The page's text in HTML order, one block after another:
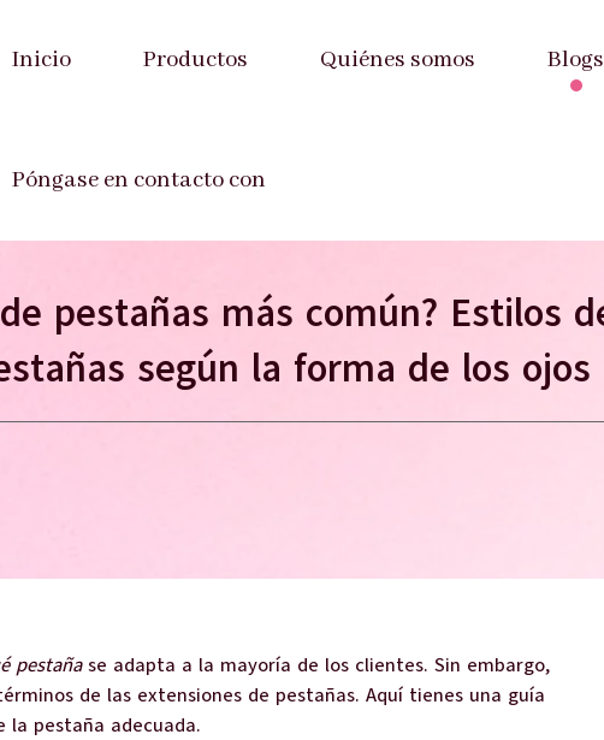
Inicio Productos Quiénes somos Blogs
Póngase en contacto con
de pestañas más común? Estilos de extensiones de pestañas
pestañas más común? Estilos
según la forma de los ojos
pestañase adapta a la mayoría de los clientes. Sin embargo,
de las extensiones de pestañas. Aquí tienes una guía
la pestaña adecuada.